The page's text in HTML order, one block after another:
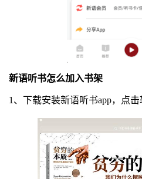
新语听书怎么加入书架
1、下载安装新语听书app，点击